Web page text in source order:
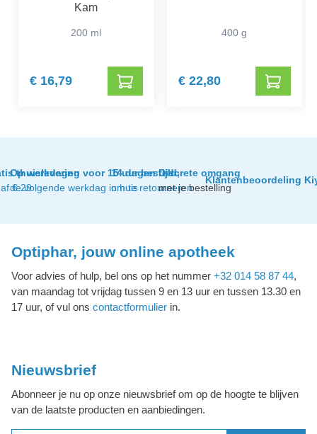
Kam
200 ml
€ 16,79
400 g
€ 22,80
thuislevering
€ 29
Op werkdagen voor 15 uur besteld,
de volgende werkdag in huis
14 dagen tijd
om te retourneren
Discrete omgang
met je bestelling
Klantenbeoordeling
Optiphar, jouw online apotheek
Voor advies of hulp, bel ons op het nummer +32 014 58 87 44,
van maandag tot vrijdag tussen 9 en 13 uur en tussen 13.30 en
17 uur, of vul ons contactformulier in.
Nieuwsbrief
Abonneer je nu op onze nieuwsbrief om op de hoogte te blijven
van de laatste producten en aanbiedingen.